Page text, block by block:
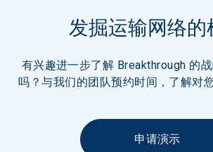
发掘运输网络的
有兴趣进一步了解 Breakthrough 的
吗？与我们的团队预约时间，了解对
申请演示